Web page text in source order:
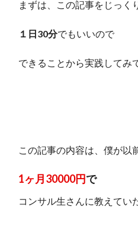
まずは、この記事をじっく
１日30分でもいいので
できることから実践してみ
この記事の内容は、僕が以
1ヶ月30000円で
コンサル生さんに教えてい